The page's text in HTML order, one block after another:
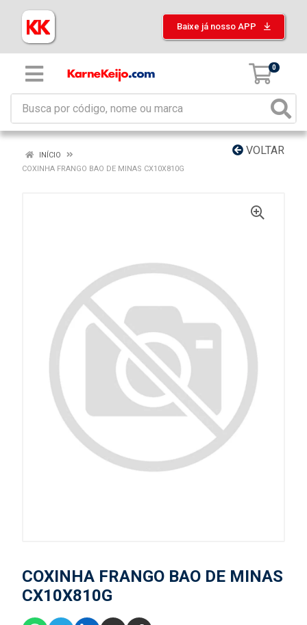
Baixe já nosso APP
0
VOLTAR
INÍCIO
COXINHA FRANGO BAO DE MINAS CX10X810G
COXINHA FRANGO BAO DE MINAS
CX10X810G